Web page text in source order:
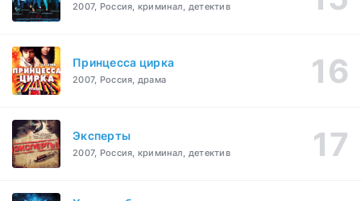
2007, Россия, криминал, детектив
Принцесса цирка
2007, Россия, драма
Эксперты
2007, Россия, криминал, детектив